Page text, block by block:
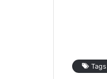
Tags